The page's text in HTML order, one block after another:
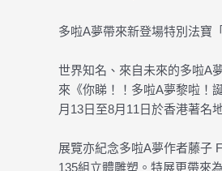
多啦A夢帶來新登場特別法寶
世界知名、來自未來的多啦A
來《你睇！！多啦A夢黎啦！
月13日至8月11日於香港著名
展覽亦紀念多啦A夢作者藤子
135組立體雕塑。特展更帶來